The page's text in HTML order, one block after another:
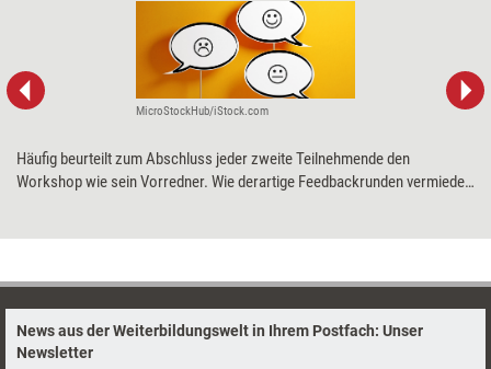
MicroStockHub/iStock.com
Häufig beurteilt zum Abschluss jeder zweite Teilnehmende den
Workshop wie sein Vorredner. Wie derartige Feedbackrunden vermieden
News aus der Weiterbildungswelt in Ihrem Postfach: Unser
Newsletter